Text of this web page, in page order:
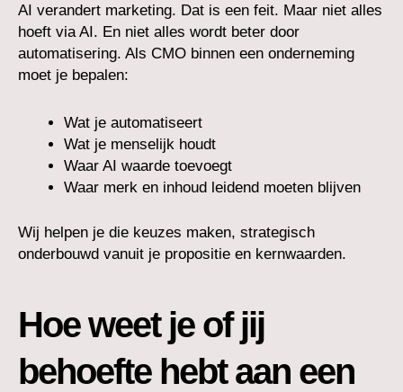
AI verandert marketing. Dat is een feit. Maar niet alles
hoeft via AI. En niet alles wordt beter door
automatisering. Als CMO binnen een onderneming
moet je bepalen:
Wat je automatiseert
Wat je menselijk houdt
Waar AI waarde toevoegt
Waar merk en inhoud leidend moeten blijven
Wij helpen je die keuzes maken, strategisch
onderbouwd vanuit je propositie en kernwaarden.
Hoe weet je of jij
behoefte hebt aan een